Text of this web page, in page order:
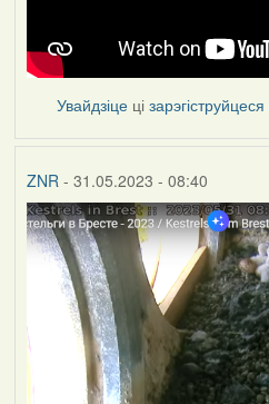
Увайдзіце цізарэгіструйцеся
ZNR- 31.05.2023 - 08:40